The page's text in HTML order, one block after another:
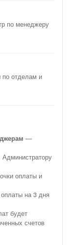
фильтров
оплатах
по менеджеру
по отделам и
—
Администратору
оплаты и
на 3 дня
будет
счетов